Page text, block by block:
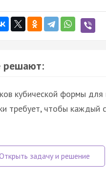
решают:
кубической формы для
требует, чтобы